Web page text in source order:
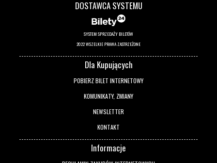
DOSTAWCA SYSTEMU
SYSTEM SPRZEDAŻY BILETÓW
2022 WSZELKIE PRAWA ZASTRZEŻONE
Dla Kupujących
POBIERZ BILET INTERNETOWY
KOMUNIKATY, ZMIANY
NEWSLETTER
KONTAKT
Informacje